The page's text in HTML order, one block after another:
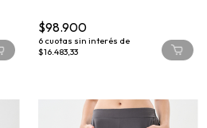
$98.900
6 cuotas sin interés de
$16.483,33